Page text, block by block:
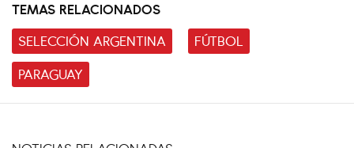
TEMAS RELACIONADOS
SELECCIÓN ARGENTINA
FÚTBOL
PARAGUAY